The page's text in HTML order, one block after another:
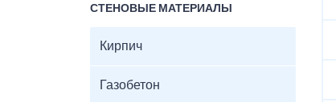
СТЕНОВЫЕ МАТЕРИАЛЫ
Кирпич
Газобетон